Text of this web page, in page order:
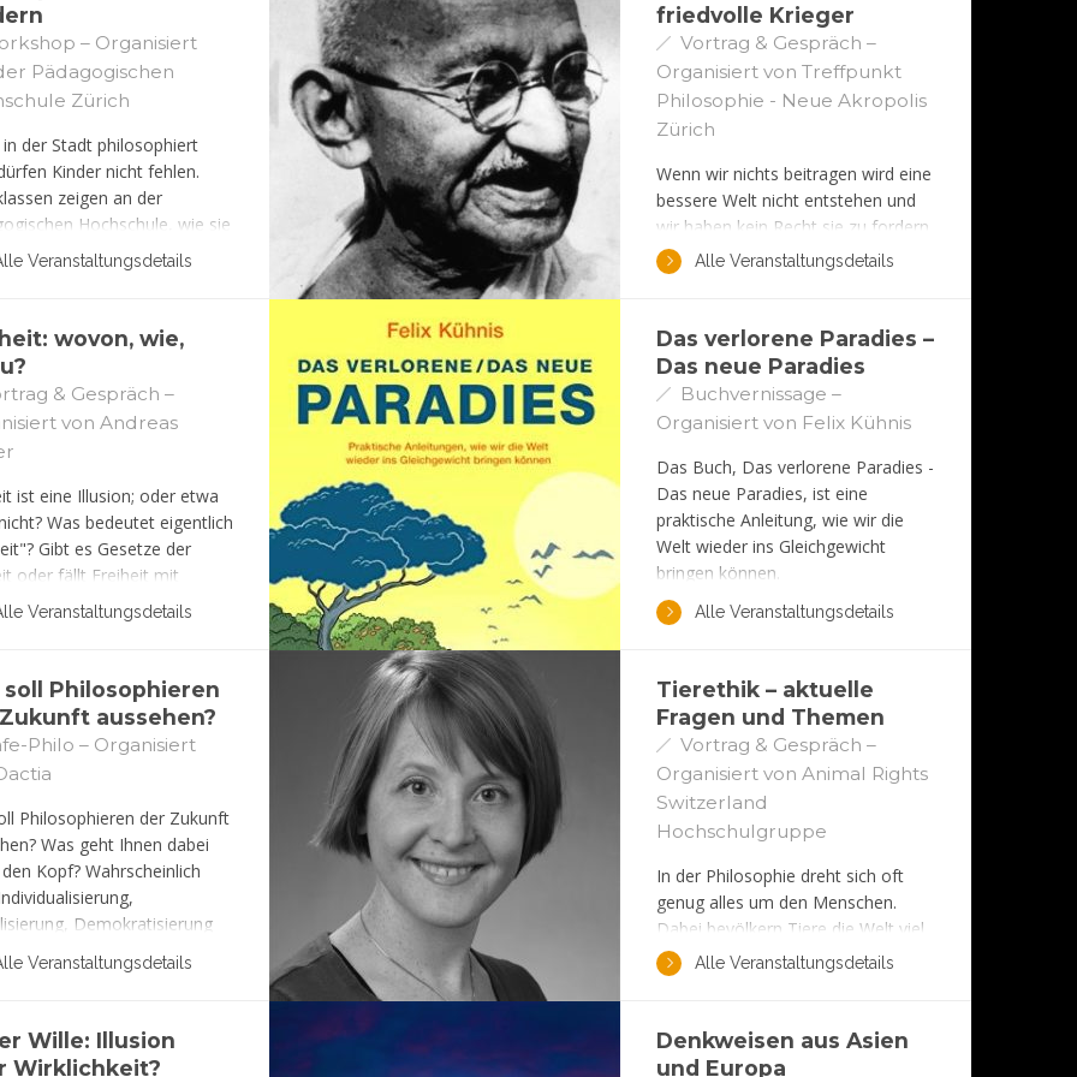
von Selbstoptimierung.
– Organisiert
Pädagogischen
Zürich
in der Stadt philosophiert
Kinder nicht fehlen.
zeigen an der
Hochschule, wie sie
Fragen
Alle Interessierten sind
philosophischen Gespräch
Schulter zu schauen.
Veranstaltungsdetails
friedvolle Krieger
Vortrag & Gespräch –
Organisiert von Treffpunkt
Philosophie - Neue Akropolis
Zürich
Wenn wir nichts beitragen wird eine
bessere Welt nicht entstehen und
wir haben kein Recht sie zu fordern.
Dies war Gandhis Ansatz zur
Veränderung und er hat damit sein
befreit. Seine Art des politischen
Kampfes war völlig anders als jene,
die die Welt bisher kannte.
Alle Veranstaltungsdetails
wovon, wie,
& Gespräch –
von Andreas
ist eine Illusion; oder etwa
Was bedeutet eigentlich
Gibt es Gesetze der
oder fällt Freiheit mit
zusammen? Was hat
mit Moral, Kausalität, mit
Fragen werden wir uns
die Überlegungen von Kant,
und Steiner annähern.
Veranstaltungsdetails
Das verlorene Paradies –
Das neue Paradies
Buchvernissage –
Organisiert von Felix Kühnis
Das Buch, Das verlorene Paradies -
Das neue Paradies, ist eine
praktische Anleitung, wie wir die
Welt wieder ins Gleichgewicht
bringen können.
Alle Veranstaltungsdetails
soll Philosophieren
aussehen?
Philo – Organisiert
Philosophieren der Zukunft
Was geht Ihnen dabei
Kopf? Wahrscheinlich
Demokratisierung
Entwicklungsformen
Media-Kanälen
oder erst recht gefordert
die Philosophie darüber.
Veranstaltungsdetails
Tierethik – aktuelle
Fragen und Themen
Vortrag & Gespräch –
Organisiert von Animal Rights
Switzerland
Hochschulgruppe
In der Philosophie dreht sich oft
genug alles um den Menschen.
Dabei bevölkern Tiere die Welt viel
zahlreicher! Wie steht es um unsere
Beziehungen zur schweigenden
Mäusen, Schweinen, Hirschen und
Hunden? Was dürfen wir mit ihnen
Alle Veranstaltungsdetails
Wille: Illusion
Wirklichkeit?
Denkweisen aus Asien
und Europa